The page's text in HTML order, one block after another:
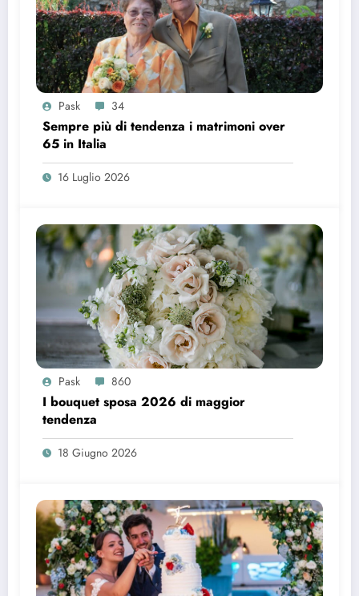
Pask 34
Sempre più di tendenza i matrimoni over
65 in Italia
16 Luglio 2026
Pask 860
I bouquet sposa 2026 di maggior
tendenza
18 Giugno 2026